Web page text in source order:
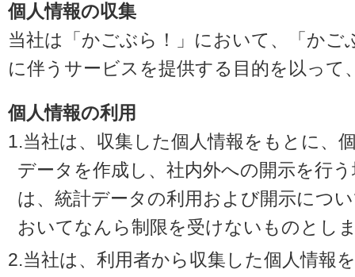
個人情報の収集
当社は「かごぶら！」において、「か
に伴うサービスを提供する目的を以って
個人情報の利用
1.当社は、収集した個人情報をもとに、
データを作成し、社内外への開示を行
は、統計データの利用および開示につ
おいてなんら制限を受けないものとし
2.当社は、利用者から収集した個人情報